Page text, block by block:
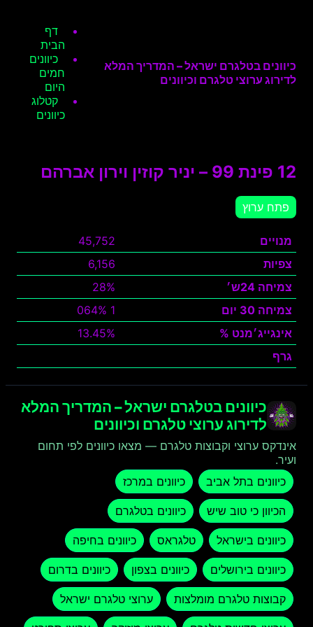
כיוונים בטלגרם ישראל – המדריך המלא
לדירוג ערוצי טלגרם וכיוונים
דף
הבית
כיוונים
חמים
היום
קטלוג
כיוונים
12 פינת 99 – יניר קוזין וירון אברהם
פתח ערוץ
מנויים
45,752
צפיות
6,156
צמיחה 24ש׳
28%
צמיחה 30 יום
1 064%
אינגייג׳מנט %
13.45%
גרף
כיוונים בטלגרם ישראל – המדריך המלא
לדירוג ערוצי טלגרם וכיוונים
אינדקס ערוצי וקבוצות טלגרם — מצאו כיוונים לפי תחום
ועיר.
כיוונים בתל אביב
כיוונים במרכז
הכיוון כי טוב שיש כיוונים בטלגרם
כיוונים בישראל טלגראס כיוונים בחיפה
כיוונים בירושלים כיוונים בצפון כיוונים בדרום
קבוצות טלגרם מומלצות ערוצי טלגרם ישראל